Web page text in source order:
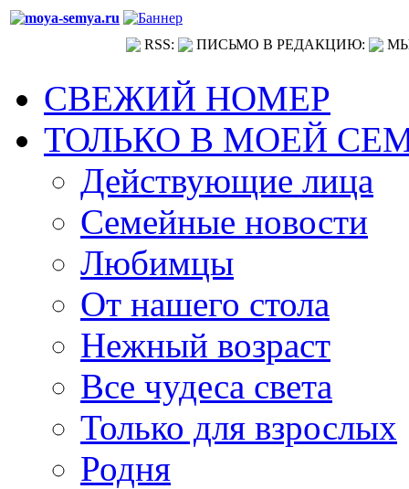
RSS: ПИСЬМО В РЕДАКЦИЮ:
СВЕЖИЙ НОМЕР
ТОЛЬКО В МОЕЙ
Действующие лица
Семейные новости
Любимцы
От нашего стола
Нежный возраст
Все чудеса света
Только для взрослых
Родня